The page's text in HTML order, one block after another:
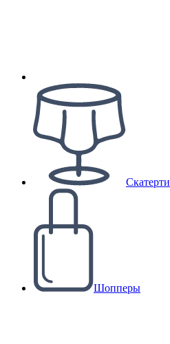
Скатерти
Шопперы